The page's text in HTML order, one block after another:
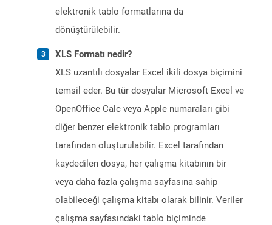
elektronik tablo formatlarına da
dönüştürülebilir.
XLS Formatı nedir?
XLS uzantılı dosyalar Excel ikili dosya biçimini
temsil eder. Bu tür dosyalar Microsoft Excel ve
OpenOffice Calc veya Apple numaraları gibi
diğer benzer elektronik tablo programları
tarafından oluşturulabilir. Excel tarafından
kaydedilen dosya, her çalışma kitabının bir
veya daha fazla çalışma sayfasına sahip
olabileceği çalışma kitabı olarak bilinir. Veriler
çalışma sayfasındaki tablo biçiminde